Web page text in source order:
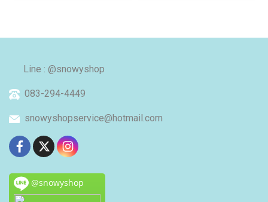
Line : @snowyshop
083-294-4449
snowyshopservice@hotmail.com
@snowyshop